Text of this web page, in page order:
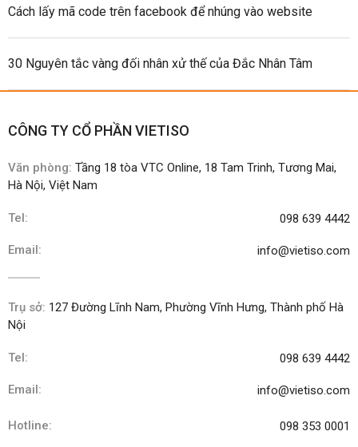
Cách lấy mã code trên facebook để nhúng vào website
30 Nguyên tắc vàng đối nhân xử thế của Đắc Nhân Tâm
CÔNG TY CỔ PHẦN VIETISO
Văn phòng: Tầng 18 tòa VTC Online, 18 Tam Trinh, Tương Mai,
Hà Nội, Việt Nam
Tel: 098 639 4442
Email: info@vietiso.com
Trụ sở: 127 Đường Lĩnh Nam, Phường Vĩnh Hưng, Thành phố Hà
Nội
Tel: 098 639 4442
Email: info@vietiso.com
Hotline: 098 353 0001